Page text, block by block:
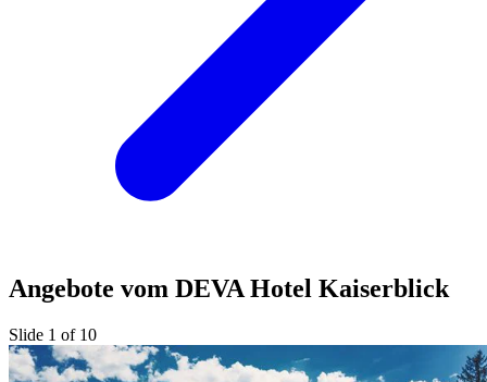
Angebote vom DEVA Hotel Kaiserblick
Slide 1 of 10